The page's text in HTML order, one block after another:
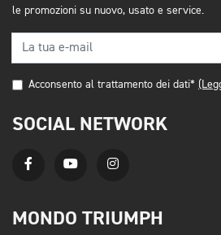
le promozioni su nuovo, usato e service.
Acconsento al trattamento dei dati*
SOCIAL NETWORK
MONDO TRIUMPH